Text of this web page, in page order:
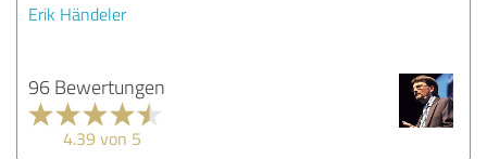
Erik Händeler
96 Bewertungen
4.39 von 5